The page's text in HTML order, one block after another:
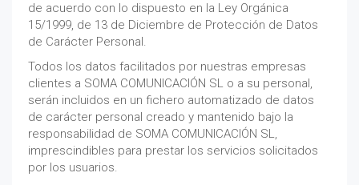
de acuerdo con lo dispuesto en la Ley Orgánica
15/1999, de 13 de Diciembre de Protección de Datos
de Carácter Personal.
Todos los datos facilitados por nuestras empresas
clientes a SOMA COMUNICACIÓN SL o a su personal,
serán incluidos en un fichero automatizado de datos
de carácter personal creado y mantenido bajo la
responsabilidad de SOMA COMUNICACIÓN SL,
imprescindibles para prestar los servicios solicitados
por los usuarios.